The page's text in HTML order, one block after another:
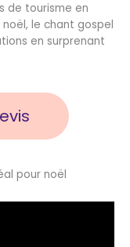
de tourisme en
le chant gospel
en surprenant
pour noël